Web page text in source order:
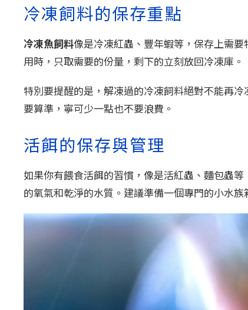
冷凍飼料的保存重點
冷凍魚飼料像是冷凍紅蟲、豐年蝦等，保存上需
用時，只取需要的份量，剩下的立刻放回冷凍庫。
特別要提醒的是，解凍過的冷凍飼料絕對不能再
要算準，寧可少一點也不要浪費。
活餌的保存與管理
如果你有餵食活餌的習慣，像是活紅蟲、麵包蟲
的氧氣和乾淨的水質。建議準備一個專門的小水